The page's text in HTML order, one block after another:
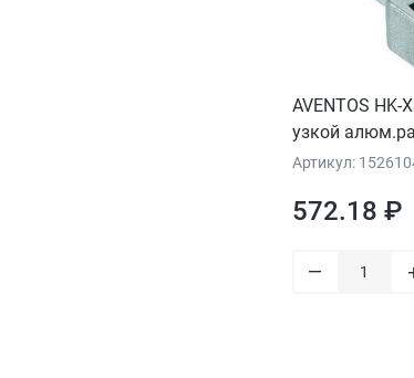
AVENTOS HK-
узкой
Артикул:
572.18 ₽
–